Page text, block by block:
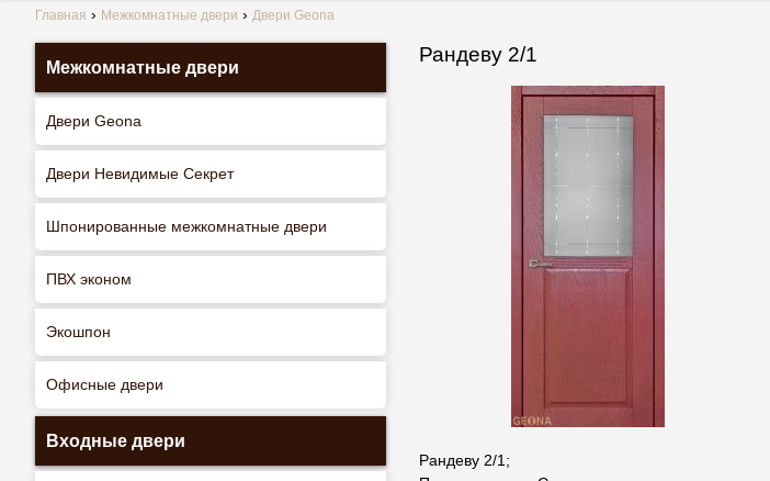
Главная Межкомнатные двери Двери Geona
Межкомнатные двери
Двери Geona
Двери Невидимые Секрет
Шпонированные межкомнатные двери
ПВХ эконом
Экошпон
Офисные двери
Входные двери
Рандеву 2/1
Рандеву 2/1;